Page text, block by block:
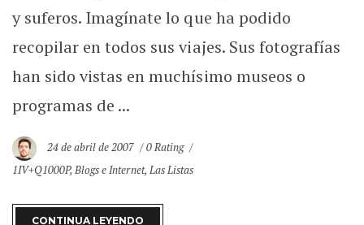
y suferos. Imagínate lo que ha podido
recopilar en todos sus viajes. Sus fotografías
han sido vistas en muchísimo museos o
programas de ...
24 de abril de 2007
0 Rating
1IV+Q1000P,Blogs e Internet,Las Listas
CONTINUA LEYENDO